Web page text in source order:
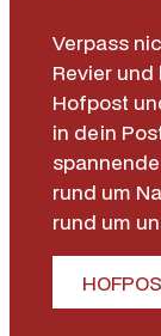
Verpass
Revier
Hofpost
in dein
rund um
rund um